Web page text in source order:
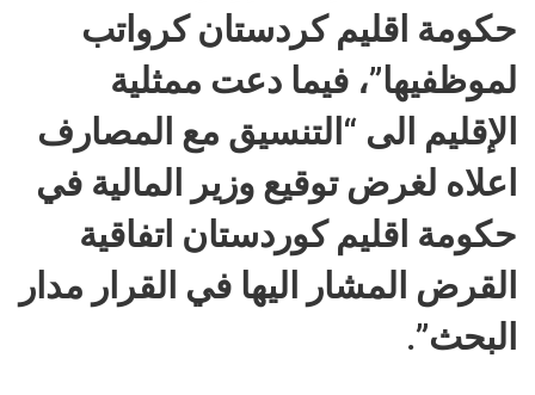
حكومة اقليم كردستان كرواتب
لموظفيها”، فيما دعت ممثلية
الإقليم الى “التنسيق مع المصارف
اعلاه لغرض توقيع وزير المالية في
حكومة اقليم كوردستان اتفاقية
القرض المشار اليها في القرار مدار
البحث”.